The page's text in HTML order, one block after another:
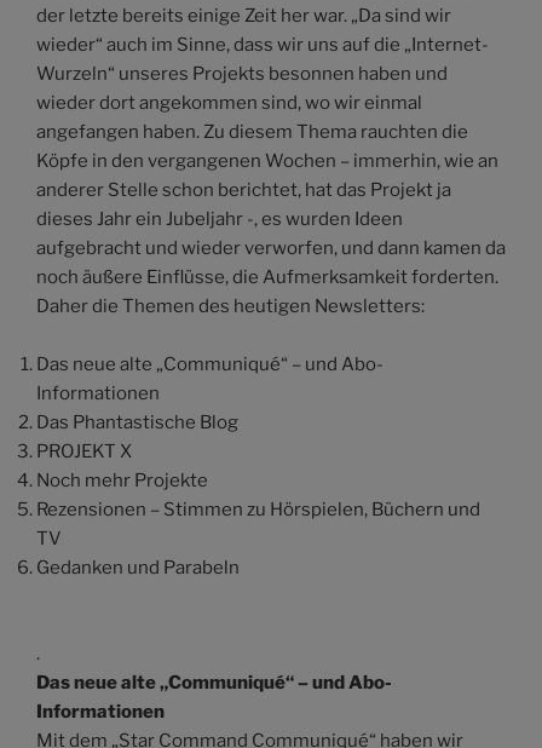
der letzte bereits einige Zeit her war. „Da sind wir
wieder“ auch im Sinne, dass wir uns auf die „Internet-
Wurzeln“ unseres Projekts besonnen haben und
wieder dort angekommen sind, wo wir einmal
angefangen haben. Zu diesem Thema rauchten die
Köpfe in den vergangenen Wochen – immerhin, wie an
anderer Stelle schon berichtet, hat das Projekt ja
dieses Jahr ein Jubeljahr -, es wurden Ideen
aufgebracht und wieder verworfen, und dann kamen da
noch äußere Einflüsse, die Aufmerksamkeit forderten.
Daher die Themen des heutigen Newsletters:
Das neue alte „Communiqué“ – und Abo-
Informationen
Das Phantastische Blog
PROJEKT X
Noch mehr Projekte
Rezensionen – Stimmen zu Hörspielen, Büchern und
TV
Gedanken und Parabeln
.
Das neue alte „Communiqué“ – und Abo-
Informationen
Mit dem „Star Command Communiqué“ haben wir